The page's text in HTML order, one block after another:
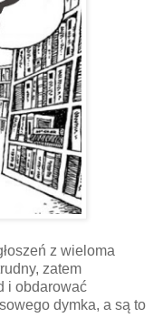
z wieloma
zatem
i obdarować
dymka, a są to